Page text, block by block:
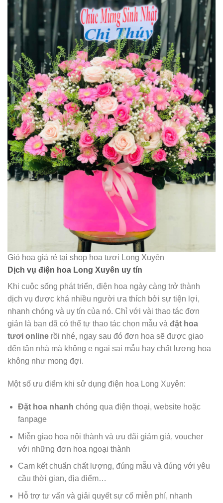
Giỏ hoa giá rẻ tại shop hoa tươi Long Xuyên
Dịch vụ điện hoa Long Xuyên uy tín
Khi cuộc sống phát triển, điện hoa ngày càng trở thành
dịch vụ được khá nhiều người ưa thích bởi sự tiện lợi,
nhanh chóng và uy tín của nó. Chỉ với vài thao tác đơn
giản là bạn dã có thể tự thao tác chọn mẫu và đặt hoa
tươi online rồi nhé, ngay sau đó đơn hoa sẽ được giao
đến tận nhà mà không e ngại sai mẫu hay chất lượng hoa
không như mong đợi.
Một số ưu điểm khi sử dụng điện hoa Long Xuyên:
Đặt hoa nhanh chóng qua điện thoại, website hoặc
fanpage
Miễn giao hoa nội thành và ưu đãi giảm giá, voucher
với những đơn hoa ngoại thành
Cam kết chuẩn chất lượng, đúng mẫu và đúng với yêu
cầu thời gian, địa điểm…
Hỗ trợ tư vấn và giải quyết sự cố miễn phí, nhanh